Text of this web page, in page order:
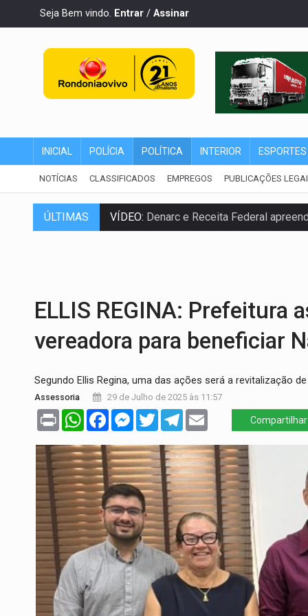
Seja Bem vindo. Entrar / Assinar
INICIAL POLÍCIA POLÍTICA INTERIOR ESPORTES
NOTÍCIAS CLASSIFICADOS EMPREGOS PUBLICAÇÕES
ÚLTIMAS VÍDEO: Denarc e Receita Federal
VÍDEO: Três são presos após furto de
Cerejeiras completa 43
SAÚDE: Anvisa desmente boato sobre
VÍDEO:Pitbulls fogem de residência e
AÇÃO CONJUNTA:Forças policiais
GRAVE:Homem é esfaqueado no peito
ELLIS REGINA: Prefeitura
vereadora para beneficiar
Segundo Ellis Regina, uma das ações será a revitalização
Assessoria 29 de Julho de 2025 às 11:57
Print WhatsAppFacebookMessenger
TwitterTelegram Compartilhar